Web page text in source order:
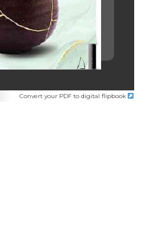
Convert your PDF to digital flipbook